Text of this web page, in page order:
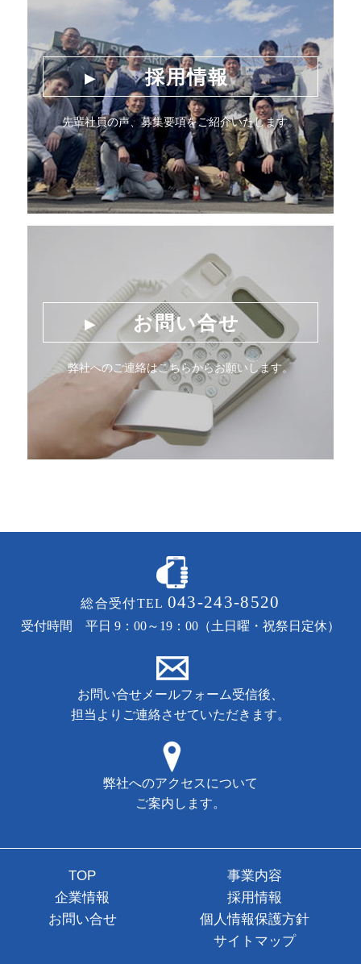
採用情報
先輩社員の声、募集要項をご紹介いたします。
お問い合せ
弊社へのご連絡はこちらからお願いします。
総合受付TEL 043-243-8520
受付時間 平日 9：00～19：00（土日曜・祝祭日定休）
お問い合せメールフォーム受信後、
担当よりご連絡させていただきます。
弊社へのアクセスについて
ご案内します。
TOP
事業内容
企業情報
採用情報
お問い合せ
個人情報保護方針
サイトマップ